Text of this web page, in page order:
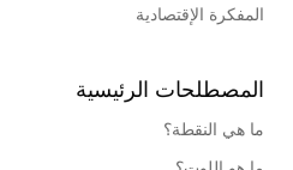
المفكرة الإقتصادية
المصطلحات الرئيسية
ما هي النقطة؟